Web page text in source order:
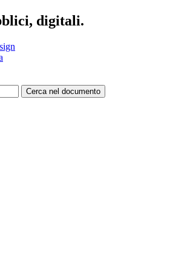
digitali.
Cerca nel documento